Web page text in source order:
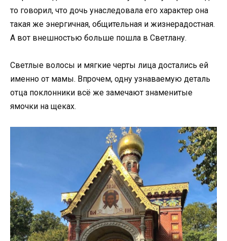
то говорил, что дочь унаследовала его характер она
такая же энергичная, общительная и жизнерадостная.
А вот внешностью больше пошла в Светлану.
Светлые волосы и мягкие черты лица достались ей
именно от мамы. Впрочем, одну узнаваемую деталь
отца поклонники всё же замечают знаменитые
ямочки на щеках.